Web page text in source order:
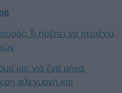
Τι πρέπει να περιέχει
και για ένα μήνα,
φλεγμονή και